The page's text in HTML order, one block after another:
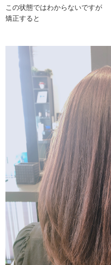
この状態ではわからないですが
矯正すると